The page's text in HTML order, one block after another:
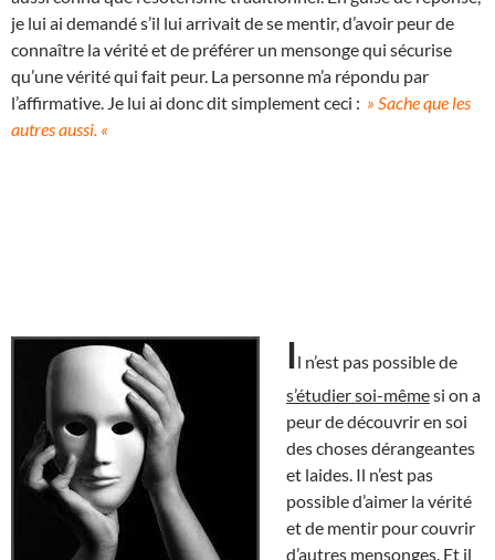
je lui ai demandé s’il lui arrivait de se mentir, d’avoir peur de
connaître la vérité et de préférer un mensonge qui sécurise
qu’une vérité qui fait peur. La personne m’a répondu par
l’affirmative. Je lui ai donc dit simplement ceci : » Sache que les
autres aussi. «
Il n’est pas possible de
s’étudier soi-mêmesi on a
peur de découvrir en soi
des choses dérangeantes
et laides. Il n’est pas
possible d’aimer la vérité
et de mentir pour couvrir
d’autres mensonges. Et il